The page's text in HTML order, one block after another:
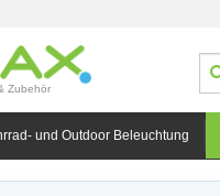
Zubehör
und Outdoor Beleuchtung